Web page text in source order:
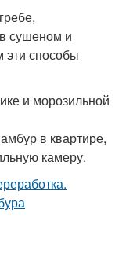
сушеном и
эти способы
и морозильной
в квартире,
камеру.